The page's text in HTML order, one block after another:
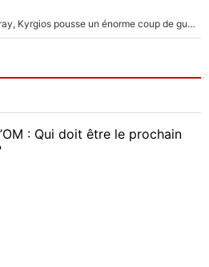
Victime de racisme contre Murray, Kyrgios pousse un énorme coup de gueule !
: Qui doit être le prochain